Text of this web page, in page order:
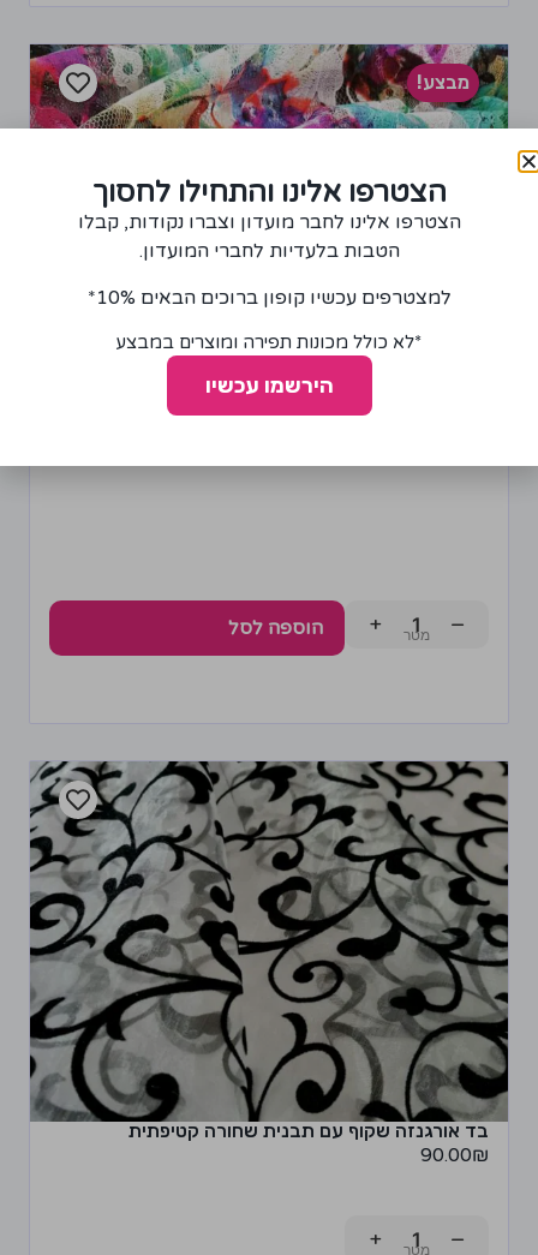
מבצע!
בד רשת עם הדפס פרחוני
−
+ הוספה לסל
בד אורגנזה שקוף עם תבנית שחורה קטיפתית
90.00₪
−
+
הצטרפו אלינו והתחילו לחסוך
הצטרפו אלינו לחבר מועדון וצברו נקודות, קבלו
הטבות בלעדיות לחברי המועדון.
למצטרפים עכשיו קופון ברוכים הבאים 10%*
*לא כולל מכונות תפירה ומוצרים במבצע
הירשמו עכשיו